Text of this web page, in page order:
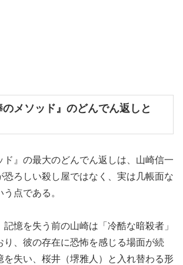
のメソッド』のどんでん返しと
ド』の最大のどんでん返しは、山崎信一
恐ろしい殺し屋ではなく、実は几帳面な
点である。
憶を失う前の山崎は「冷酷な暗殺者」
り、彼の存在に恐怖を感じる場面が続
を失い、桜井（堺雅人）と入れ替わる形